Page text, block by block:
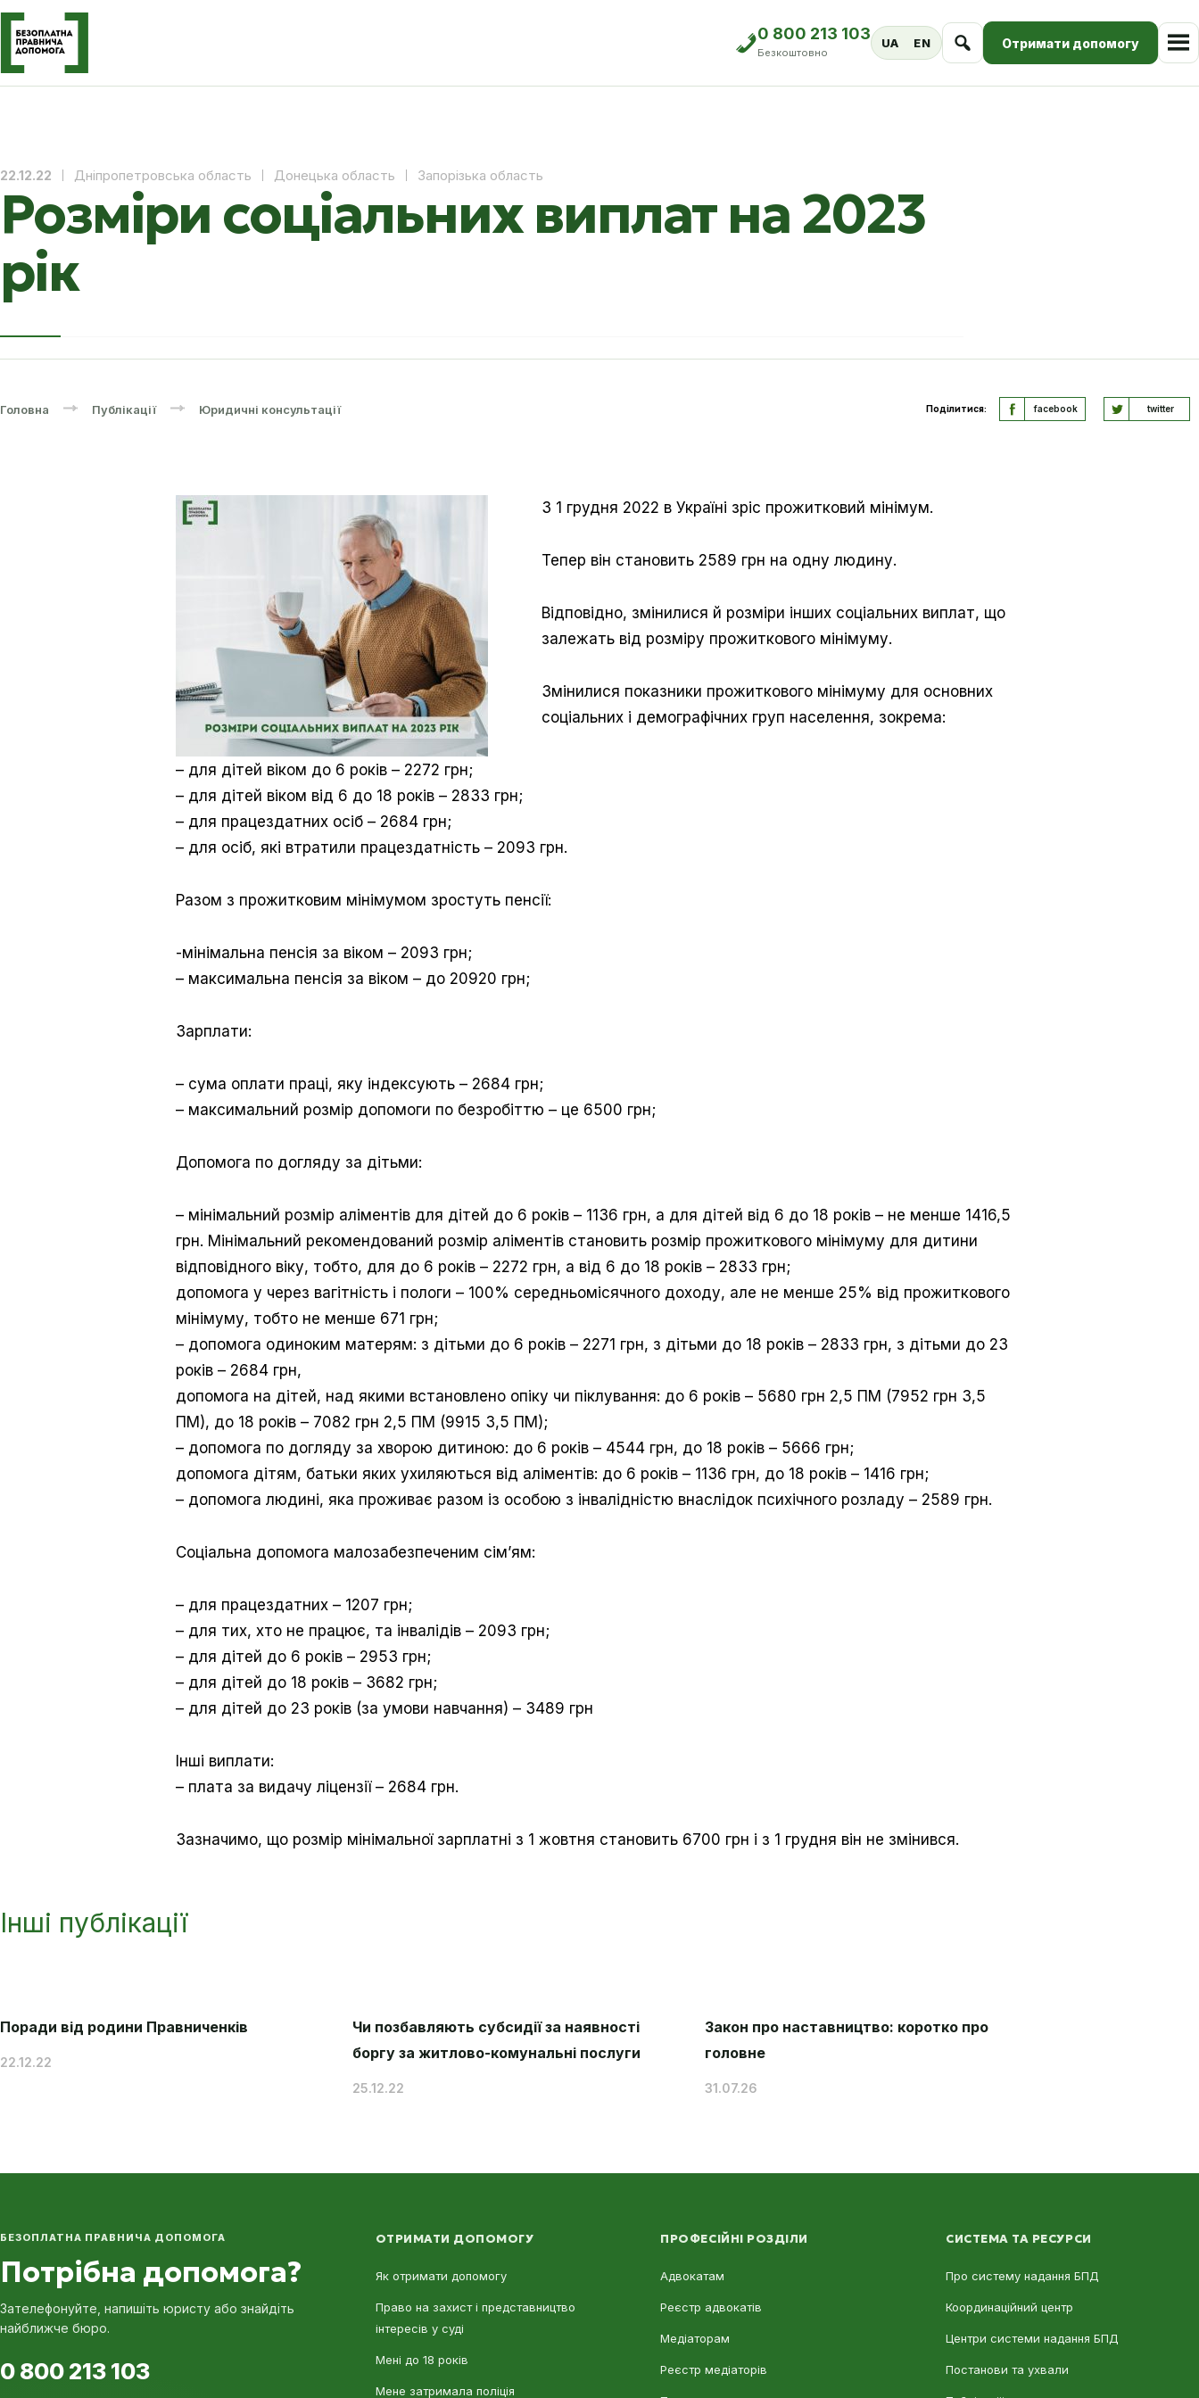
0 800 213 103
Безкоштовно
UA EN Отримати допомогу
22.12.22 Дніпропетровська область Донецька область Запорізька область
Розміри соціальних виплат на 2023
рік
Головна Публікації Юридичні консультації Поділитися: facebook twitter
З 1 грудня 2022 в Україні зріс прожитковий мінімум.
Тепер він становить 2589 грн на одну людину.
Відповідно, змінилися й розміри інших соціальних виплат, що
залежать від розміру прожиткового мінімуму.
Змінилися показники прожиткового мінімуму для основних
соціальних і демографічних груп населення, зокрема:
– для дітей віком до 6 років – 2272 грн;
– для дітей віком від 6 до 18 років – 2833 грн;
– для працездатних осіб – 2684 грн;
– для осіб, які втратили працездатність – 2093 грн.
Разом з прожитковим мінімумом зростуть пенсії:
-мінімальна пенсія за віком – 2093 грн;
– максимальна пенсія за віком – до 20920 грн;
Зарплати:
– сума оплати праці, яку індексують – 2684 грн;
– максимальний розмір допомоги по безробіттю – це 6500 грн;
Допомога по догляду за дітьми:
– мінімальний розмір аліментів для дітей до 6 років – 1136 грн, а для дітей від 6 до 18 років – не менше 1416,5
грн. Мінімальний рекомендований розмір аліментів становить розмір прожиткового мінімуму для дитини
відповідного віку, тобто, для до 6 років – 2272 грн, а від 6 до 18 років – 2833 грн;
допомога у через вагітність і пологи – 100% середньомісячного доходу, але не менше 25% від прожиткового
мінімуму, тобто не менше 671 грн;
– допомога одиноким матерям: з дітьми до 6 років – 2271 грн, з дітьми до 18 років – 2833 грн, з дітьми до 23
років – 2684 грн,
допомога на дітей, над якими встановлено опіку чи піклування: до 6 років – 5680 грн 2,5 ПМ (7952 грн 3,5
ПМ), до 18 років – 7082 грн 2,5 ПМ (9915 3,5 ПМ);
– допомога по догляду за хворою дитиною: до 6 років – 4544 грн, до 18 років – 5666 грн;
допомога дітям, батьки яких ухиляються від аліментів: до 6 років – 1136 грн, до 18 років – 1416 грн;
– допомога людині, яка проживає разом із особою з інвалідністю внаслідок психічного розладу – 2589 грн.
Соціальна допомога малозабезпеченим сім’ям:
– для працездатних – 1207 грн;
– для тих, хто не працює, та інвалідів – 2093 грн;
– для дітей до 6 років – 2953 грн;
– для дітей до 18 років – 3682 грн;
– для дітей до 23 років (за умови навчання) – 3489 грн
Інші виплати:
– плата за видачу ліцензії – 2684 грн.
Зазначимо, що розмір мінімальної зарплатні з 1 жовтня становить 6700 грн і з 1 грудня він не змінився.
Інші публікації
Поради від родини Правниченків
22.12.22
Чи позбавляють субсидії за наявності
боргу за житлово-комунальні послуги
25.12.22
Закон про наставництво: коротко про
головне
31.07.26
БЕЗОПЛАТНА ПРАВНИЧА ДОПОМОГА
Потрібна допомога?
Зателефонуйте, напишіть юристу або знайдіть
найближче бюро.
0 800 213 103
ОТРИМАТИ ДОПОМОГУ
Як отримати допомогу
Право на захист і представництво
інтересів у суді
Мені до 18 років
Мене затримала поліція
ПРОФЕСІЙНІ РОЗДІЛИ
Адвокатам
Реєстр адвокатів
Медіаторам
Реєстр медіаторів
СИСТЕМА ТА РЕСУРСИ
Про систему надання БПД
Координаційний центр
Центри системи надання БПД
Постанови та ухвали